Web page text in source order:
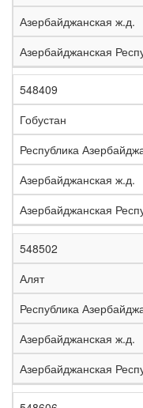
Азербайджанская ж.д.
Азербайджанская
548409
Гобустан
Республика
Азербайджанская ж.д.
Азербайджанская
548502
Алят
Республика
Азербайджанская ж.д.
Азербайджанская